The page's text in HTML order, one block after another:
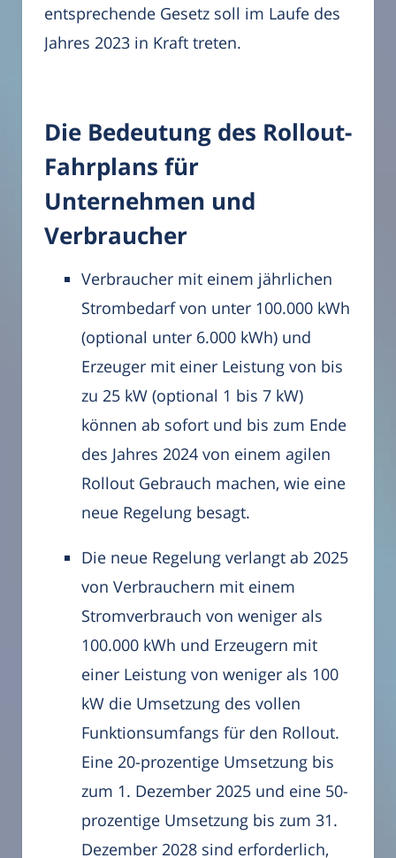
entsprechende Gesetz soll im Laufe des
Jahres 2023 in Kraft treten.
Die Bedeutung des Rollout-
Fahrplans für
Unternehmen und
Verbraucher
Verbraucher mit einem jährlichen
Strombedarf von unter 100.000 kWh
(optional unter 6.000 kWh) und
Erzeuger mit einer Leistung von bis
zu 25 kW (optional 1 bis 7 kW)
können ab sofort und bis zum Ende
des Jahres 2024 von einem agilen
Rollout Gebrauch machen, wie eine
neue Regelung besagt.
Die neue Regelung verlangt ab 2025
von Verbrauchern mit einem
Stromverbrauch von weniger als
100.000 kWh und Erzeugern mit
einer Leistung von weniger als 100
kW die Umsetzung des vollen
Funktionsumfangs für den Rollout.
Eine 20-prozentige Umsetzung bis
zum 1. Dezember 2025 und eine 50-
prozentige Umsetzung bis zum 31.
Dezember 2028 sind erforderlich,